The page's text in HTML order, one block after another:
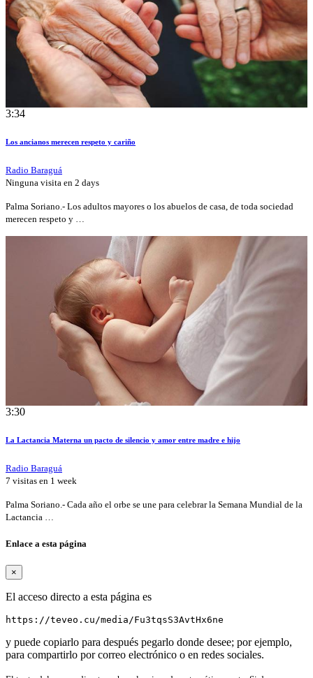
3:34
Los ancianos merecen respeto y cariño
Radio Baraguá
Ninguna visita en 2 days
Palma Soriano.- Los adultos mayores o los abuelos de casa, de toda sociedad
merecen respeto y …
3:30
La Lactancia Materna un pacto de silencio y amor entre madre e hijo
Radio Baraguá
7 visitas en 1 week
Palma Soriano.- Cada año el orbe se une para celebrar la Semana Mundial de la
Lactancia …
Enlace a esta página
×
El acceso directo a esta página es
https://teveo.cu/media/Fu3tqsS3AvtHx6ne
y puede copiarlo para después pegarlo donde desee; por ejemplo,
para compartirlo por correo electrónico o en redes sociales.